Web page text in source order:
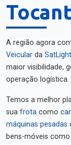
A região agora
Veicular da SatLight
maior visibilidade,
operação logística.
Temos a melhor
sua frota como
máquinas pesadas
bens-móveis como